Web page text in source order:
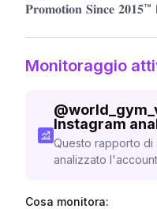
𝐏𝐫𝐨𝐦𝐨𝐭𝐢𝐨𝐧 𝐒𝐢𝐧𝐜𝐞
Monitoraggio
@
Instagram
Questo rapporto di
analizzato
Cosa monitora: